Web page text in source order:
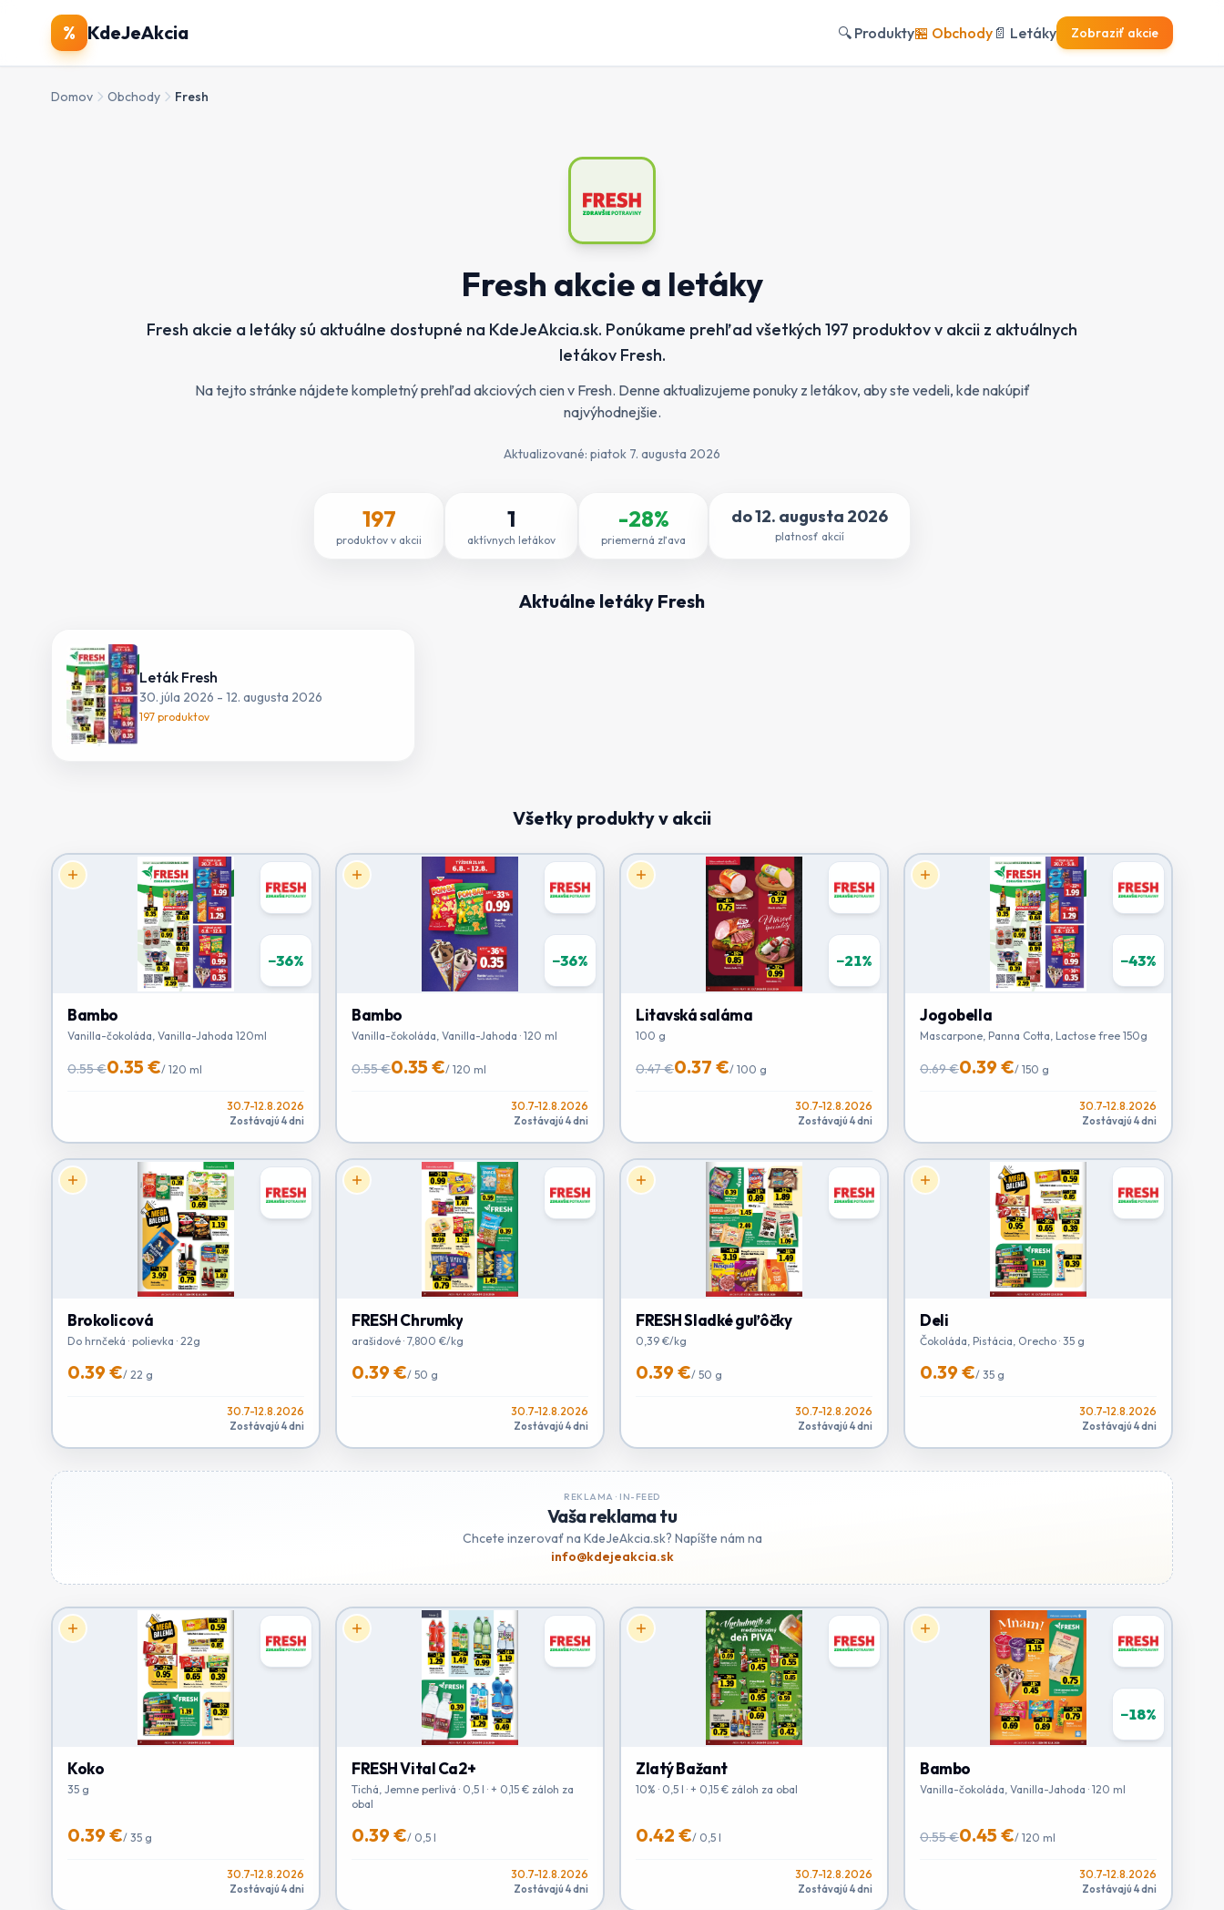
% KdeJeAkcia 🔍 Produkty🏪 Obchody 📄 Letáky Zobraziť akcie
Domov Obchody Fresh
Fresh akcie a letáky
Fresh akcie a letáky sú aktuálne dostupné na KdeJeAkcia.sk. Ponúkame prehľad všetkých 197 produktov v akcii z aktuálnych
letákov Fresh.
Na tejto stránke nájdete kompletný prehľad akciových cien v Fresh. Denne aktualizujeme ponuky z letákov, aby ste vedeli, kde nakúpiť
najvýhodnejšie.
Aktualizované: piatok 7. augusta 2026
197
produktov v akcii
1
aktívnych letákov
-28%
priemerná zľava
do12. augusta 2026
platnosť akcií
Aktuálne letáky Fresh
Leták Fresh
30. júla 2026 - 12. augusta 2026
197 produktov
Všetky produkty v akcii
−36%
Bambo
Vanilla-čokoláda, Vanilla-Jahoda 120ml
0.55 €0.35 €/ 120 ml
30.7-12.8.2026
Zostávajú 4 dni
−36%
Bambo
Vanilla-čokoláda, Vanilla-Jahoda · 120 ml
0.55 €0.35 €/ 120 ml
30.7-12.8.2026
Zostávajú 4 dni
−21%
Litavská saláma
100 g
0.47 €0.37 €/ 100 g
30.7-12.8.2026
Zostávajú 4 dni
−43%
Jogobella
Mascarpone, Panna Cotta, Lactose free 150g
0.69 €0.39 €/ 150 g
30.7-12.8.2026
Zostávajú 4 dni
Brokolicová
Do hrnčeká · polievka · 22g
0.39 €/ 22 g
30.7-12.8.2026
Zostávajú 4 dni
FRESH Chrumky
arašidové · 7,800 €/kg
0.39 €/ 50 g
30.7-12.8.2026
Zostávajú 4 dni
FRESH Sladké guľôčky
0,39 €/kg
0.39 €/ 50 g
30.7-12.8.2026
Zostávajú 4 dni
Deli
Čokoláda, Pistácia, Orecho · 35 g
0.39 €/ 35 g
30.7-12.8.2026
Zostávajú 4 dni
REKLAMA · IN-FEED
Vaša reklama tu
Chcete inzerovať na KdeJeAkcia.sk? Napíšte nám na
info@kdejeakcia.sk
Koko
35 g
0.39 €/ 35 g
30.7-12.8.2026
Zostávajú 4 dni
FRESH Vital Ca2+
Tichá, Jemne perlivá · 0,5 l · + 0,15 € záloh za
obal
0.39 €/ 0,5 l
30.7-12.8.2026
Zostávajú 4 dni
Zlatý Bažant
10% · 0,5 l · + 0,15 € záloh za obal
0.42 €/ 0,5 l
30.7-12.8.2026
Zostávajú 4 dni
−18%
Bambo
Vanilla-čokoláda, Vanilla-Jahoda · 120 ml
0.55 €0.45 €/ 120 ml
30.7-12.8.2026
Zostávajú 4 dni